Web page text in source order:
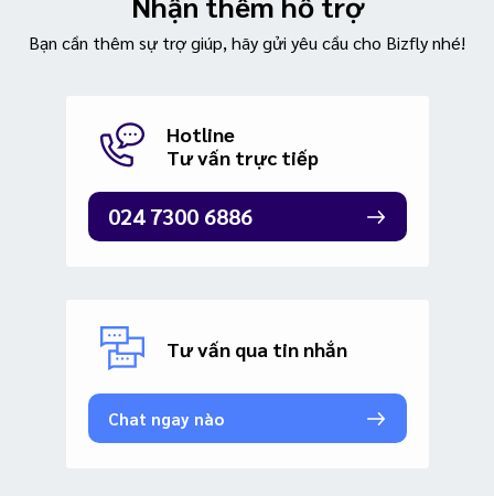
Bạn cần thêm sự trợ giúp, hãy gửi yêu cầu cho Bizfly nhé!
Hotline
Tư vấn trực tiếp
024 7300 6886
Tư vấn qua tin nhắn
Chat ngay nào